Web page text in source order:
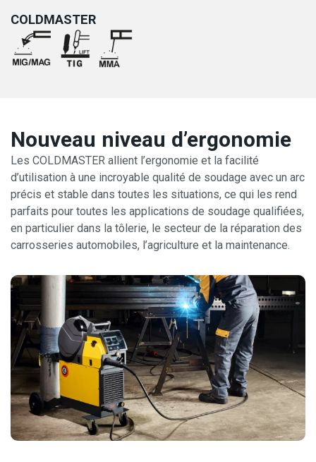
COLDMASTER
Nouveau niveau d’ergonomie
Les COLDMASTER allient l’ergonomie et la facilité
d’utilisation à une incroyable qualité de soudage avec un arc
précis et stable dans toutes les situations, ce qui les rend
parfaits pour toutes les applications de soudage qualifiées,
en particulier dans la tôlerie, le secteur de la réparation des
carrosseries automobiles, l’agriculture et la maintenance.